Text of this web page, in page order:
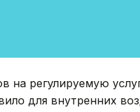
на регулируемую
для внутренних